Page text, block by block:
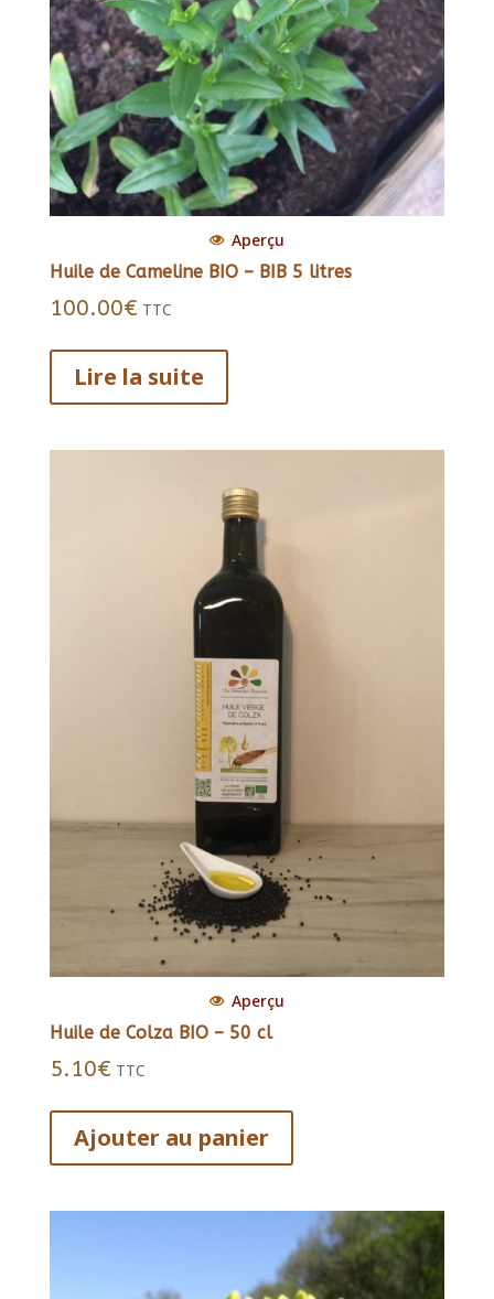
Aperçu
Huile de Cameline BIO – BIB 5 litres
100.00€ TTC
Lire la suite
Aperçu
Huile de Colza BIO – 50 cl
5.10€ TTC
Ajouter au panier